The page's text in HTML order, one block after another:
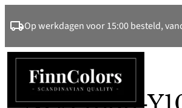
naar
de
inhoud
Op werkdagen voor 15:00 besteld,